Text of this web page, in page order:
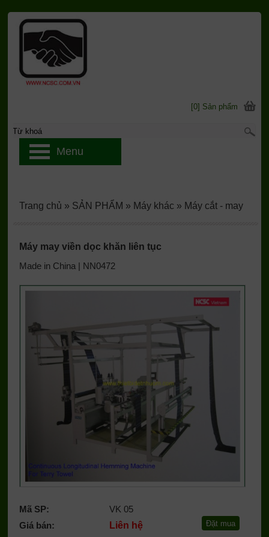
Máy may viền dọc khăn liên tục
Made in China | NN0472
Mã SP:
VK 05
Giá bán:
Liên hệ
Trang chủ » SẢN PHẨM » Máy khác » Máy cắt - may
[0] Sản phẩm
Menu